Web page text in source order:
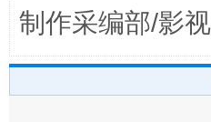
制作采编部/影